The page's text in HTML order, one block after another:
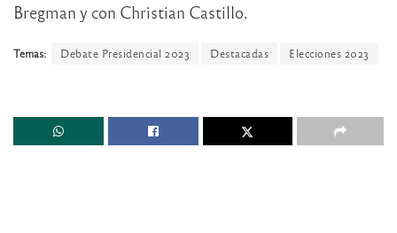
Bregman y con Christian Castillo.
Temas: Debate Presidencial 2023 Destacadas Elecciones 2023